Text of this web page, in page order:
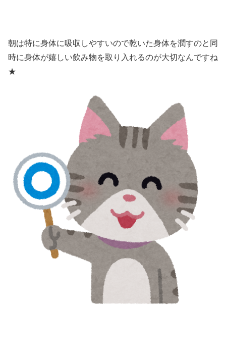
朝は特に身体に吸収しやすいので乾いた身体を潤すのと同
時に身体が嬉しい飲み物を取り入れるのが大切なんですね
★